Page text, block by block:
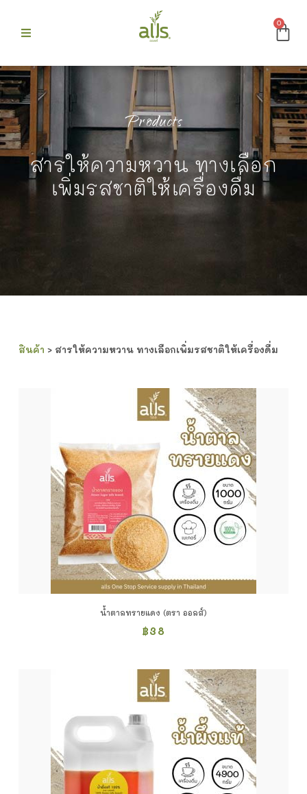
0
Products
สารให้ความหวาน ทางเลือก
เพิ่มรสชาติให้เครื่องดื่ม
สินค้า > สารให้ความหวาน ทางเลือกเพิ่มรสชาติให้เครื่องดื่ม
น้ำตาลทรายแดง (ตรา ออลส์)
฿38